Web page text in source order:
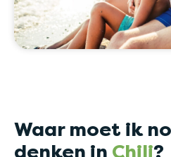
Waar moet ik